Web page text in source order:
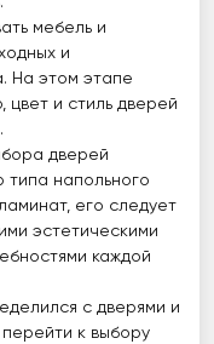
мебель и
и
На этом этапе
цвет и стиль дверей
дверей
напольного
его следует
эстетическими
каждой
с дверями и
к выбору